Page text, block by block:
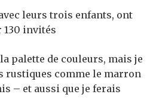
leurs trois enfants, ont
130 invités
palette de couleurs, mais je
rustiques comme le marron
– et aussi que je ferais